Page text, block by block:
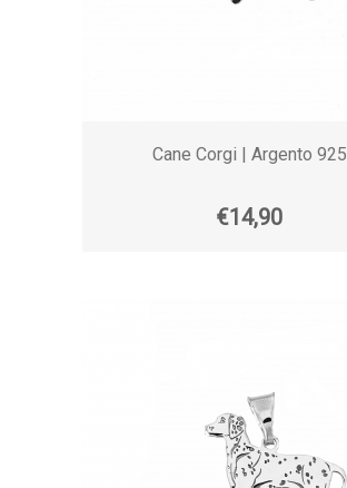
Cane Corgi | Argento 925
€14,90